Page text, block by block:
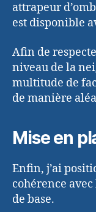
attrapeur
est disponible
Afin de
niveau de la
multitude de
de manière
Mise en
Enfin, j’ai
cohérence
de base.